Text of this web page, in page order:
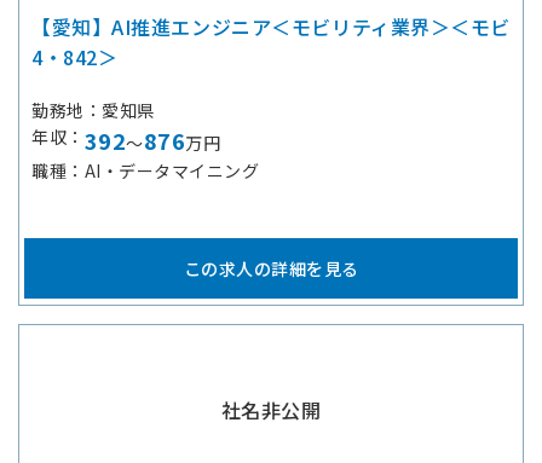
【愛知】AI推進エンジニア＜モビリティ業界＞＜モビ
4・842＞
勤務地
愛知県
年収
392～876万円
職種
AI・データマイニング
この求人の詳細を見る
社名非公開